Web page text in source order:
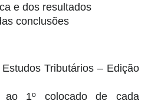
e dos resultados
conclusões
Tributários – Edição
ao 1º colocado de cada